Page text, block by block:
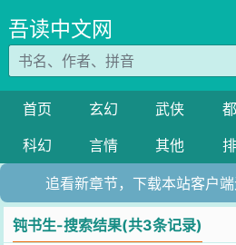
吾读中文网
首页 玄幻 武侠
科幻
言情 其他
追看新章节，下载本站客户
钝书生-搜索结果(共3条记录)